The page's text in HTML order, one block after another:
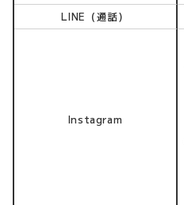
LINE（通話）
Instagram